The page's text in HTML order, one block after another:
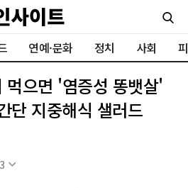
연예·문화 정치 사회
먹으면 '염증성 똥뱃살'
단 지중해식 샐러드